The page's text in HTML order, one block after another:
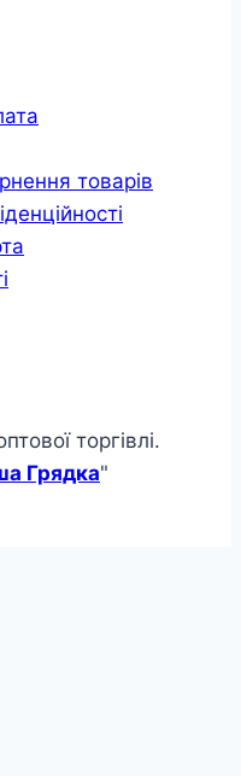
товарів
торгівлі.
Грядка"